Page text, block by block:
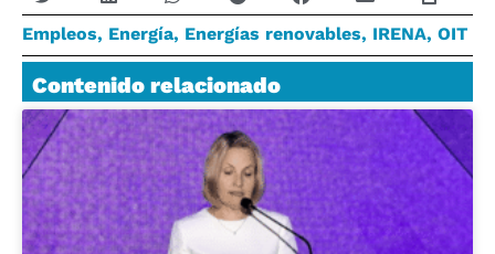
Empleos, Energía, Energías renovables, IRENA, OIT
Contenido relacionado